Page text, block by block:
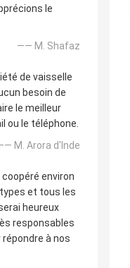
le
—— M. Shafaz
de vaisselle
besoin de
le meilleur
ou le téléphone.
M. Arora d'Inde
environ
et tous les
heureux
responsables
à nos